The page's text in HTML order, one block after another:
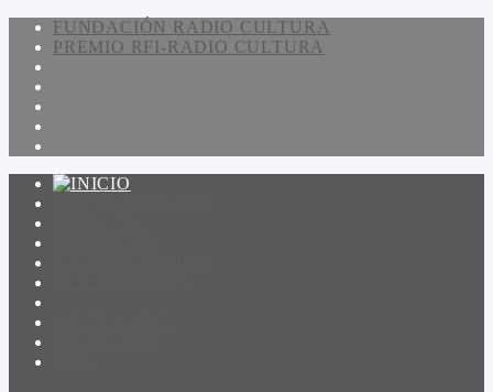
FUNDACIÓN RADIO CULTURA
PREMIO RFI-RADIO CULTURA